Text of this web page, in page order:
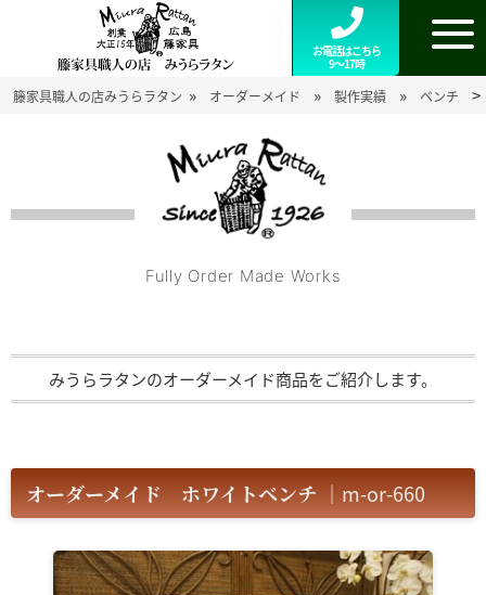
お電話はこちら
9～17時
籐家具職人の店みうらラタン » オーダーメイド » 製作実績 » ベンチ >
Fully Order Made Works
みうらラタンのオーダーメイド商品をご紹介します。
オーダーメイド ホワイトベンチ ｜m-or-660